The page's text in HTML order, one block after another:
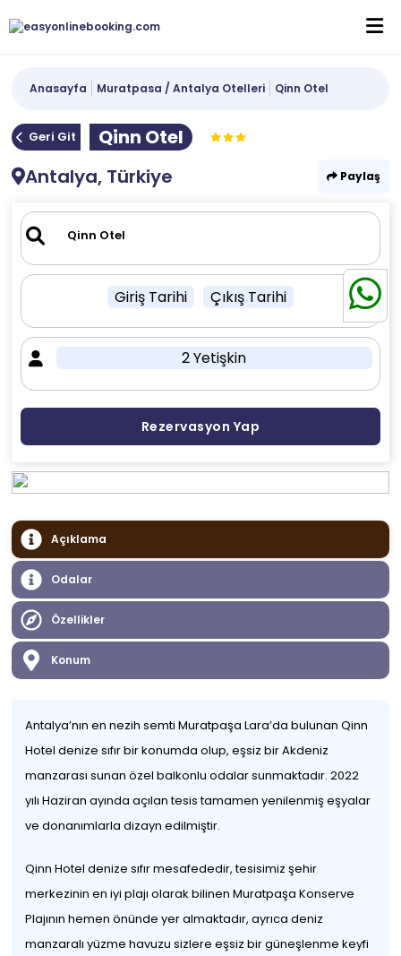
Anasayfa Muratpasa / Antalya Otelleri Qinn Otel
Geri Git
Qinn Otel
Antalya, Türkiye
Paylaş
Giriş Tarihi Çıkış Tarihi
2 Yetişkin
Rezervasyon Yap
Açıklama
Odalar
Özellikler
Konum
Antalya’nın en nezih semti Muratpaşa Lara’da bulunan Qinn
Hotel denize sıfır bir konumda olup, eşsiz bir Akdeniz
manzarası sunan özel balkonlu odalar sunmaktadır. 2022
yılı Haziran ayında açılan tesis tamamen yenilenmiş eşyalar
ve donanımlarla dizayn edilmiştir.
Qinn Hotel denize sıfır mesafededir, tesisimiz şehir
merkezinin en iyi plajı olarak bilinen Muratpaşa Konserve
Plajının hemen önünde yer almaktadır, ayrıca deniz
manzaralı yüzme havuzu sizlere eşsiz bir güneşlenme keyfi